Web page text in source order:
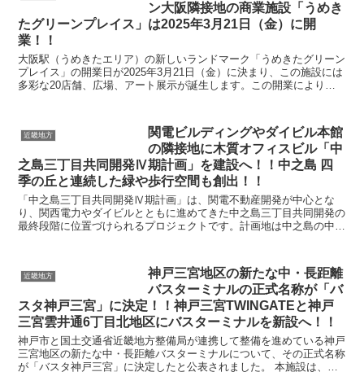
ン大阪隣接地の商業施設「うめき
たグリーンプレイス」は2025年3月21日（金）に開
業！！
大阪駅（うめきたエリア）の新しいランドマーク「うめきたグリーン
プレイス」の開業日が2025年3月21日（金）に決まり、この施設には
多彩な20店舗、広場、アート展示が誕生します。この開業により、
近畿地方
関電ビルディングやダイビル本館
の隣接地に木質オフィスビル「中
之島三丁目共同開発Ⅳ期計画」を建設へ！！中之島 四
季の丘と連続した緑や歩行空間も創出！！
「中之島三丁目共同開発Ⅳ期計画」は、関電不動産開発が中心とな
り、関西電力やダイビルとともに進めてきた中之島三丁目共同開発の
最終段階に位置づけられるプロジェクトです。計画地は中之島の中核
近畿地方
神戸三宮地区の新たな中・長距離
バスターミナルの正式名称が「バ
スタ神戸三宮」に決定！！神戸三宮TWINGATEと神戸
三宮雲井通6丁目北地区にバスターミナルを新設へ！！
神戸市と国土交通省近畿地方整備局が連携して整備を進めている神戸
三宮地区の新たな中・長距離バスターミナルについて、その正式名称
が「バスタ神戸三宮」に決定したと公表されました。 本施設は、神